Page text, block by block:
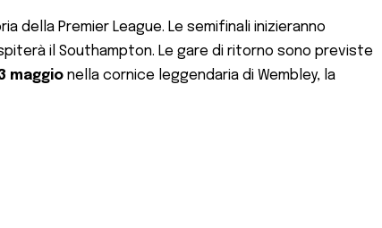
Premier League. Le semifinali inizieranno
il Southampton. Le gare di ritorno sono previste
maggio nella cornice leggendaria di Wembley, la